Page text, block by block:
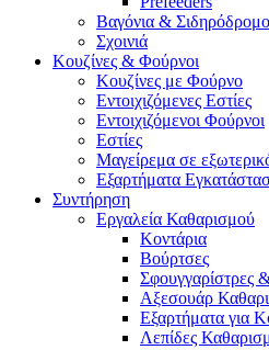
Βαγόνια &
Σχοινιά
Κουζίνες & Φούρνοι
Κουζίνες με Φούρνο
Εντοιχιζόμενες Εστίες
Εντοιχιζόμενοι Φούρνοι
Εστίες
Μαγείρεμα σε
Εξαρτήματα
Συντήρηση
Εργαλεία Καθαρισμού
Κοντάρια
Βούρτσες
Σφουγγαρίστρες
Αξεσουάρ
Εξαρτήματα για
Λεπίδες